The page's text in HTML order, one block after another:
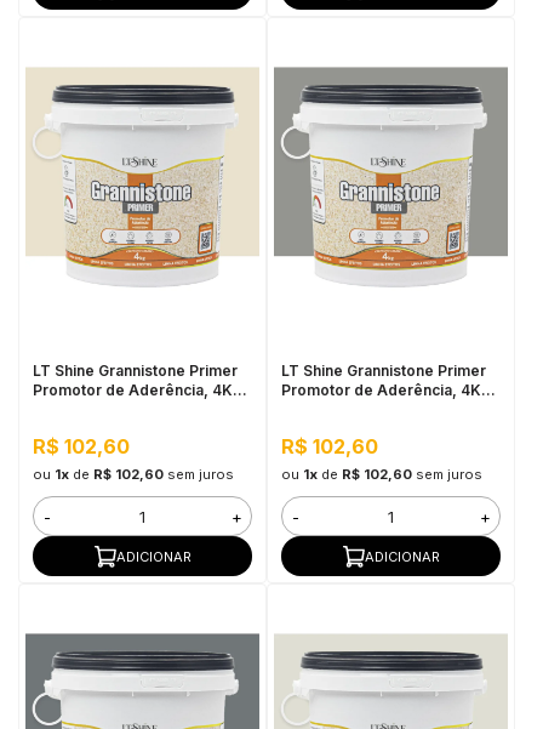
LT Shine Grannistone Primer
Promotor de Aderência, 4KG
R$ 102,60
ou 1xde R$ 102,60 sem juros
- +
ADICIONAR
LT Shine Grannistone Primer
Promotor de Aderência, 4KG
R$ 102,60
ou 1xde R$ 102,60 sem juros
- +
ADICIONAR